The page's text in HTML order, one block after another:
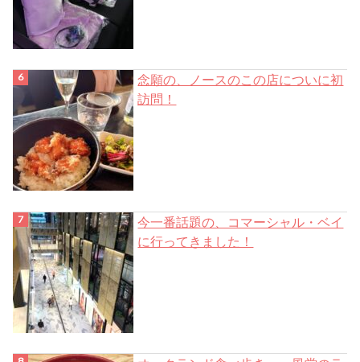
念願の、ノースのこの店についに初
訪問！
今一番話題の、コマーシャル・ベイ
に行ってきました！